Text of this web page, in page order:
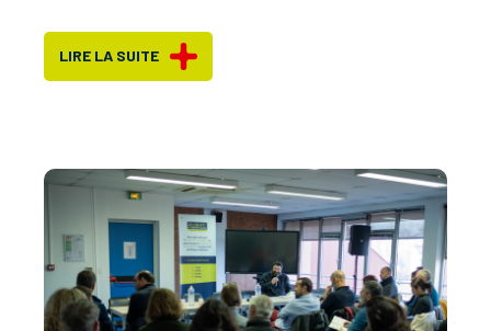
LIRE LA SUITE